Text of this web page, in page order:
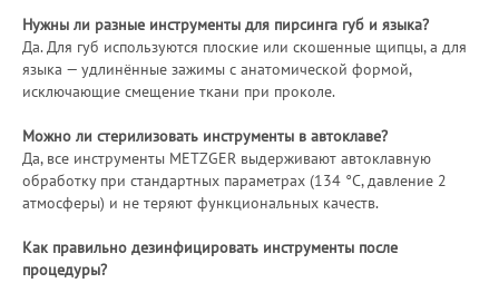
Нужны ли разные инструменты для пирсинга губ и языка?
Да. Для губ используются плоские или скошенные щипцы, а для
языка — удлинённые зажимы с анатомической формой,
исключающие смещение ткани при проколе.
Можно ли стерилизовать инструменты в автоклаве?
Да, все инструменты METZGER выдерживают автоклавную
обработку при стандартных параметрах (134 °C, давление 2
атмосферы) и не теряют функциональных качеств.
Как правильно дезинфицировать инструменты после
процедуры?